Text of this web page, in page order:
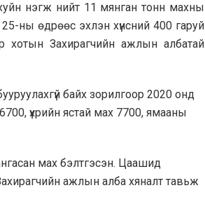
нэгж нийт 11 мянган тонн махны
ны өдрөөс эхлэн хүнсний 400 гаруй
хотын Захирагчийн ажлын албатай
байх зорилгоор 2020 онд
үхрийн ястай мах 7700, ямааны
мах бэлтгэсэн. Цаашид
ажлын алба хяналт тавьж